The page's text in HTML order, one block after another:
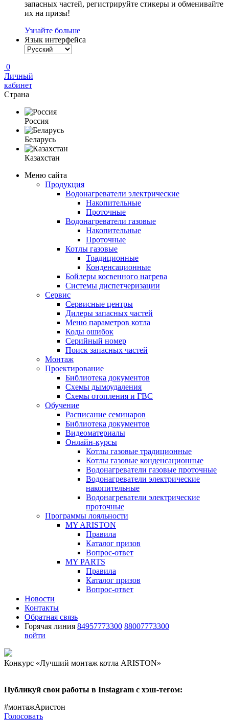
запасных частей, регистрируйте стикеры и обменивайте
их на призы!
Узнайте больше
Язык интерфейса
0
Личный
кабинет
Страна
Россия
Беларусь
Казахстан
Меню сайта
Продукция
Водонагреватели электрические
Накопительные
Проточные
Водонагреватели газовые
Накопительные
Проточные
Котлы газовые
Традиционные
Конденсационные
Бойлеры косвенного нагрева
Системы диспетчеризации
Сервис
Сервисные центры
Дилеры запасных частей
Меню параметров котла
Коды ошибок
Серийный номер
Поиск запасных частей
Монтаж
Проектирование
Библиотека документов
Схемы дымоудаления
Схемы отопления и ГВС
Обучение
Расписание семинаров
Библиотека документов
Видеоматериалы
Онлайн-курсы
Котлы газовые традиционные
Котлы газовые конденсационные
Водонагреватели газовые проточные
Водонагреватели электрические
накопительные
Водонагреватели электрические
проточные
Программы лояльности
MY ARISTON
Правила
Каталог призов
Вопрос-ответ
MY PARTS
Правила
Каталог призов
Вопрос-ответ
Новости
Контакты
Обратная связь
Горячая линия 84957773300 88007773300
войти
Конкурс «Лучший монтаж котла ARISTON»
Публикуй свои работы в Instagram с хэш-тегом:
#монтажАристон
Голосовать